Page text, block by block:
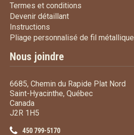
Termes et conditions
Devenir détaillantDevenir détaillant
Instructions
Pliage personnalisé de fil métallique
Nous joindre
6685, Chemin du Rapide Plat Nord
Saint-Hyacinthe, Québec
Canada
J2R 1H5
450 799-5170